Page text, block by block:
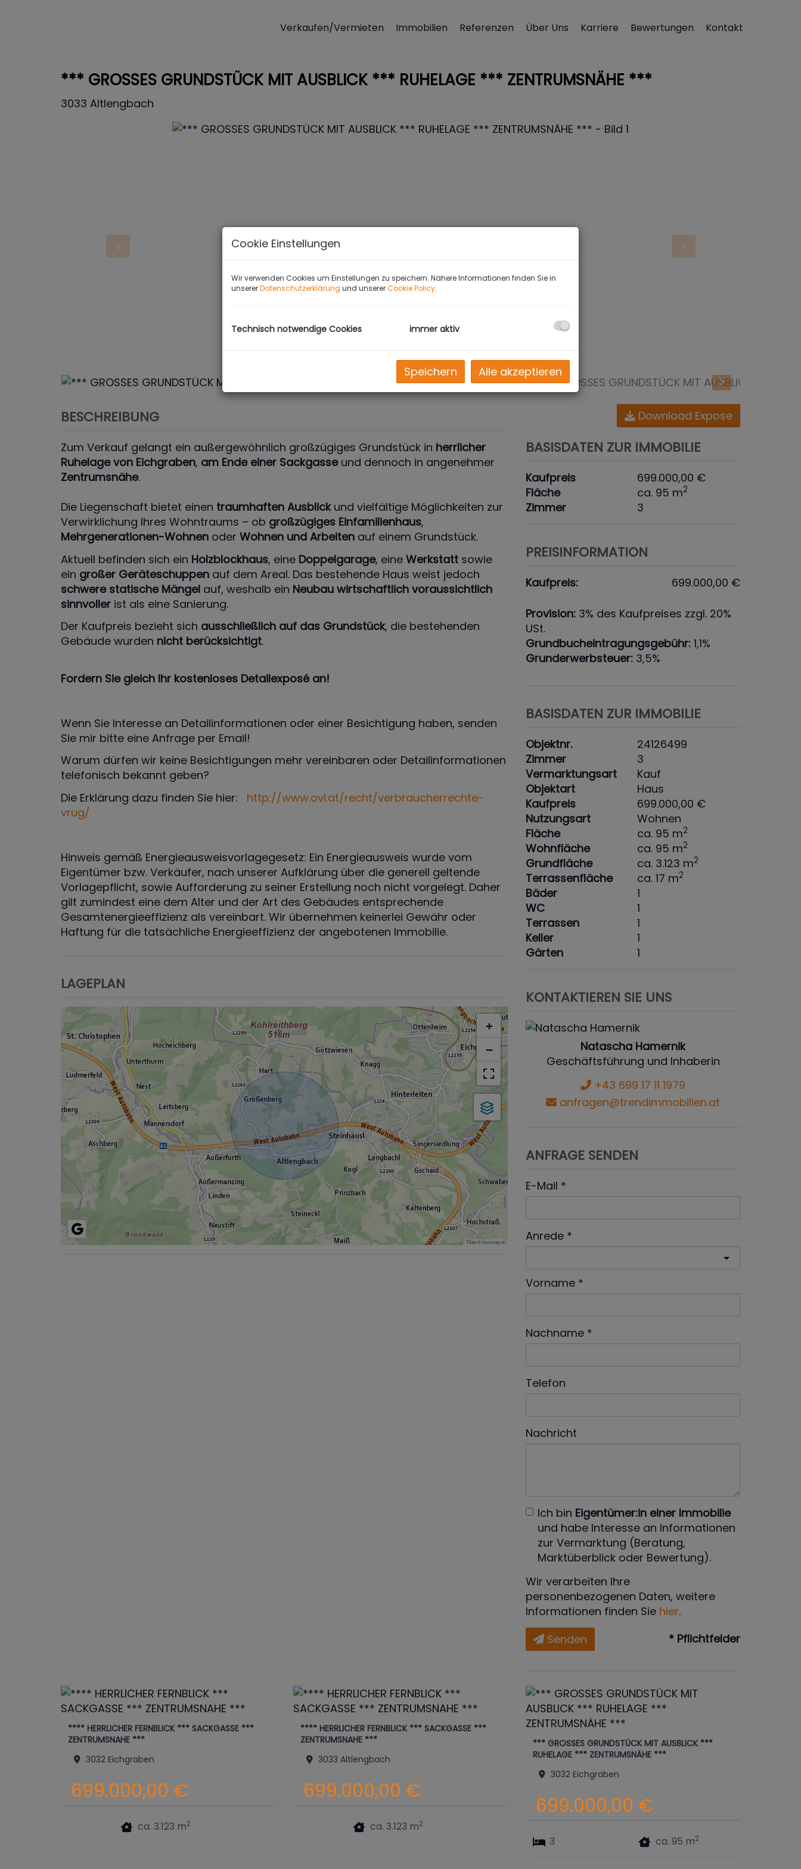
Verkaufen/Vermieten Immobilien Referenzen Über Uns Karriere Bewertungen Kontakt
*** GROSSES GRUNDSTÜCK MIT AUSBLICK *** RUHELAGE *** ZENTRUMSNÄHE ***
3033 Altlengbach
BESCHREIBUNG
Zum Verkauf gelangt ein außergewöhnlich großzügiges Grundstück in herrlicher
Ruhelage von Eichgraben, am Ende einer Sackgasseund dennoch in angenehmer
Zentrumsnähe.
Die Liegenschaft bietet einen traumhaften Ausblickund vielfältige Möglichkeiten zur
Verwirklichung Ihres Wohntraums – ob großzügiges Einfamilienhaus,
Mehrgenerationen-Wohnen oder Wohnen und Arbeiten auf einem Grundstück.
Aktuell befinden sich ein Holzblockhaus, eine Doppelgarage, eine Werkstatt sowie
ein großer Geräteschuppen auf dem Areal. Das bestehende Haus weist jedoch
schwere statische Mängel auf, weshalb ein Neubau wirtschaftlich voraussichtlich
sinnvoller ist als eine Sanierung.
Der Kaufpreis bezieht sich ausschließlich auf das Grundstück, die bestehenden
Gebäude wurden nicht berücksichtigt.
Fordern Sie gleich Ihr kostenloses Detailexposé an!
Wenn Sie Interesse an Detailinformationen oder einer Besichtigung haben, senden
Sie mir bitte eine Anfrage per Email!
Warum dürfen wir keine Besichtigungen mehr vereinbaren oder Detailinformationen
telefonisch bekannt geben?
Die Erklärung dazu finden Sie hier: http://www.ovi.at/recht/verbraucherrechte-
vrug/
Hinweis gemäß Energieausweisvorlagegesetz: Ein Energieausweis wurde vom
Eigentümer bzw. Verkäufer, nach unserer Aufklärung über die generell geltende
Vorlagepflicht, sowie Aufforderung zu seiner Erstellung noch nicht vorgelegt. Daher
gilt zumindest eine dem Alter und der Art des Gebäudes entsprechende
Gesamtenergieeffizienz als vereinbart. Wir übernehmen keinerlei Gewähr oder
Haftung für die tatsächliche Energieeffizienz der angebotenen Immobilie.
LAGEPLAN
+
−
Tiles ©basemap.at
Download Expose
BASISDATEN ZUR IMMOBILIE
Kaufpreis
699.000,00 €
Fläche
ca. 95 m2
Zimmer 3
PREISINFORMATION
Kaufpreis: 699.000,00 €
Provision: 3% des Kaufpreises zzgl. 20%
USt.
Grundbucheintragungsgebühr: 1,1%
Grunderwerbsteuer: 3,5%
BASISDATEN ZUR IMMOBILIE
Objektnr.
24126499
Zimmer
3
Vermarktungsart
Kauf
Objektart
Haus
Kaufpreis
699.000,00 €
Nutzungsart
Wohnen
Fläche
ca. 95 m2
Wohnfläche ca. 95 m2
Grundfläche ca. 3.123 m2
Terrassenfläche ca. 17 m2
Bäder
1
WC
1
Terrassen
1
Keller
1
Gärten
1
KONTAKTIEREN SIE UNS
Natascha Hamernik
Geschäftsführung und Inhaberin
+43 699 17 11 1979
anfragen@trendimmobilien.at
ANFRAGE SENDEN
E-Mail
Anrede
Vorname
Nachname
Telefon
Nachricht
Ich bin Eigentümer:in einer Immobilie
und habe Interesse an Informationen
zur Vermarktung (Beratung,
Marktüberblick oder Bewertung).
Wir verarbeiten Ihre
personenbezogenen Daten, weitere
Informationen finden Sie hier.
Senden
* Pflichtfelder
**** HERRLICHER FERNBLICK *** SACKGASSE ***
ZENTRUMSNAHE ***
3032 Eichgraben
ca. 3.123 m2
699.000,00 €
**** HERRLICHER FERNBLICK *** SACKGASSE ***
ZENTRUMSNAHE ***
3033 Altlengbach
ca. 3.123 m2
699.000,00 €
*** GROSSES GRUNDSTÜCK MIT AUSBLICK ***
RUHELAGE *** ZENTRUMSNÄHE ***
3032 Eichgraben
3 ca. 95 m2
699.000,00 €
Cookie Einstellungen
Wir verwenden Cookies um Einstellungen zu speichern. Nähere Informationen finden Sie in
unsererDatenschutzerklärung und unsererCookie Policy.
Technisch notwendige Cookies immer aktiv
Speichern Alle akzeptieren